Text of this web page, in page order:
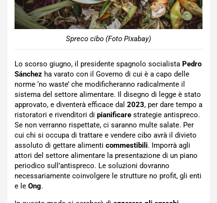
Spreco cibo (Foto Pixabay)
Lo scorso giugno, il presidente spagnolo socialista Pedro
Sánchez ha varato con il Governo di cui è a capo delle
norme ‘no waste’ che modificheranno radicalmente il
sistema del settore alimentare. Il disegno di legge è stato
approvato, e diventerà efficace dal 2023, per dare tempo a
ristoratori e rivenditori di pianificare strategie antispreco.
Se non verranno rispettate, ci saranno multe salate. Per
cui chi si occupa di trattare e vendere cibo avrà il divieto
assoluto di gettare alimenti commestibili. Imporrà agli
attori del settore alimentare la presentazione di un piano
periodico sull’antispreco. Le soluzioni dovranno
necessariamente coinvolgere le strutture no profit, gli enti
e le Ong.